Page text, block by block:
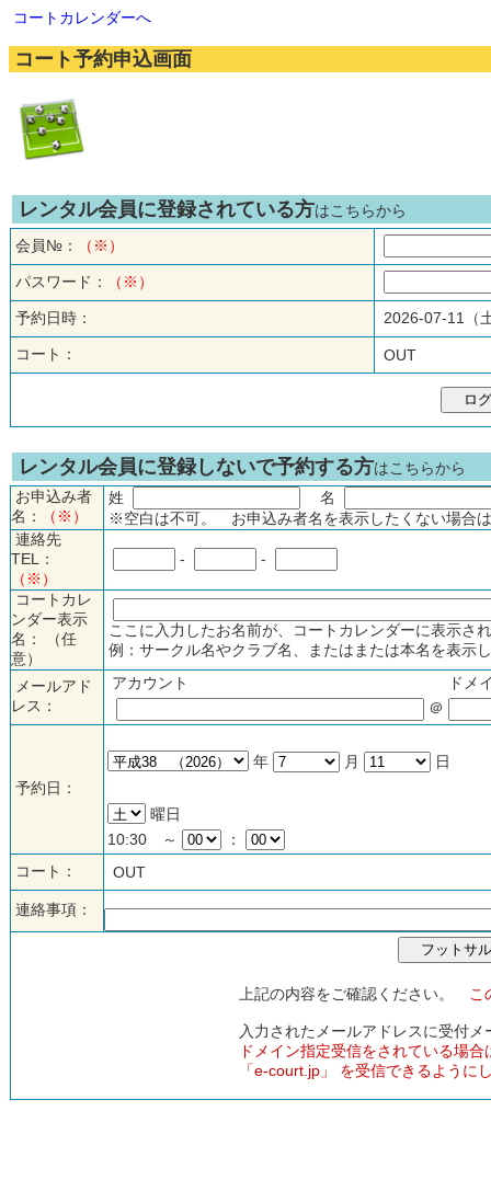
コートカレンダーへ
コート予約申込画面
レンタル会員に登録されている方はこちらから
会員№：
（※）
パスワード： （※）
予約日時： 2026-07-11
コート： OUT
レンタル会員に登録しないで予約する方はこちらから
お申込み者
名：
（※）
姓
名
※空白は不可。 お申込み者名を表示したくない場合
連絡先
TEL：
（※）
- -
コートカレ
ンダー表示
名： （任
意）
ここに入力したお名前が、コートカレンダーに表示
例：サークル名やクラブ名、またはまたは本名を表示
メールアド
レス：
アカウント
ドメ
＠
予約日：
年 月 日
曜日
10:30 ～
：
コート：
OUT
連絡事項：
上記の内容をご確認ください。 こ
入力されたメールアドレスに受付
ドメイン指定受信をされている場合
「e-court.jp」 を受信できるように